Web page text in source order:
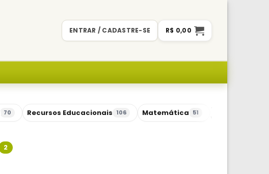
ENTRAR / CADASTRE-SE R$ 0,00
70 Recursos Educacionais 106 Matemática 51
2